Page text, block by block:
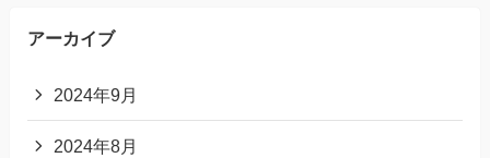
アーカイブ
2024年9月
2024年8月